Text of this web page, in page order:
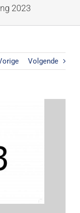
2023
Volgende